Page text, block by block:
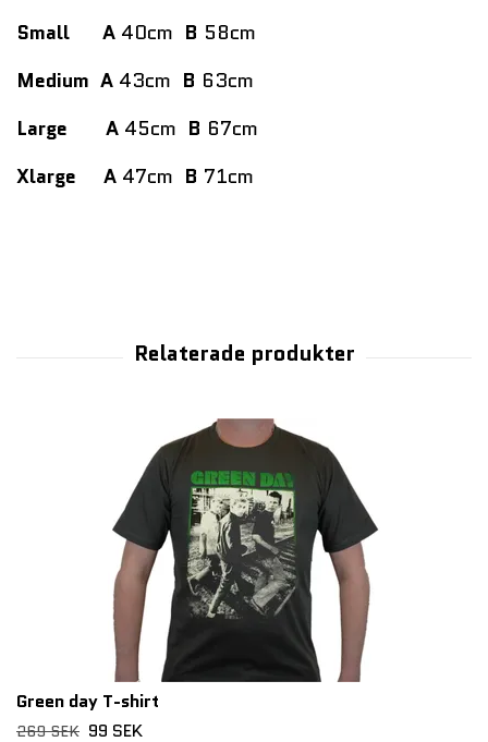
Small A 40cm B 58cm
Medium A 43cm B 63cm
Large
A 45cm B 67cm
Xlarge
A 47cm B 71cm
Green day T-shirt
269 SEK 99 SEK